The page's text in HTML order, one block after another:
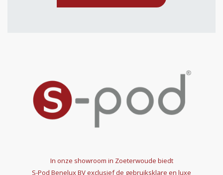
In onze showroom in Zoeterwoude biedt
S-Pod Benelux BVexclusief de gebruiksklare en luxe